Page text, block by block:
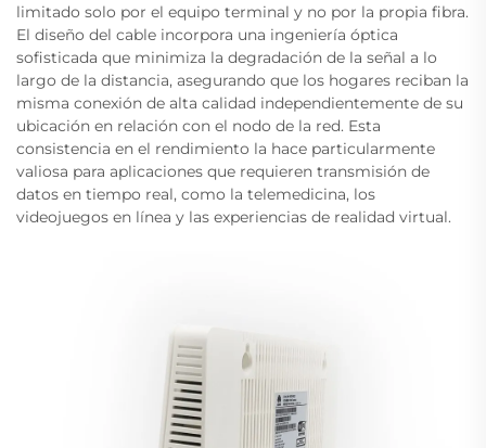
limitado solo por el equipo terminal y no por la propia fibra.
El diseño del cable incorpora una ingeniería óptica
sofisticada que minimiza la degradación de la señal a lo
largo de la distancia, asegurando que los hogares reciban la
misma conexión de alta calidad independientemente de su
ubicación en relación con el nodo de la red. Esta
consistencia en el rendimiento la hace particularmente
valiosa para aplicaciones que requieren transmisión de
datos en tiempo real, como la telemedicina, los
videojuegos en línea y las experiencias de realidad virtual.